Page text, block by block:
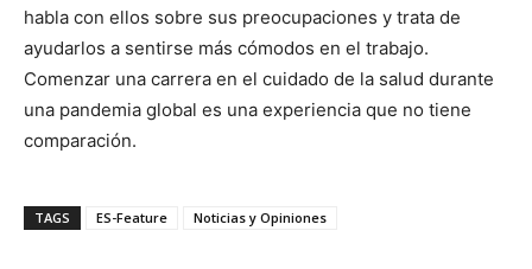
habla con ellos sobre sus preocupaciones y trata de
ayudarlos a sentirse más cómodos en el trabajo.
Comenzar una carrera en el cuidado de la salud durante
una pandemia global es una experiencia que no tiene
comparación.
TAGS ES-Feature Noticias y Opiniones